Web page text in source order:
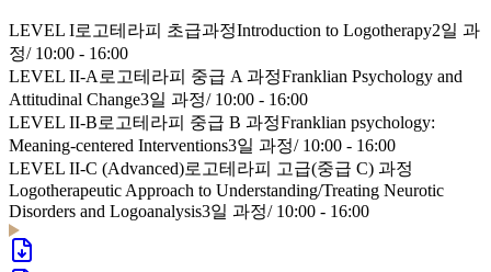
LEVEL I로고테라피 초급과정Introduction to Logotherapy2일 과
정/ 10:00 - 16:00
LEVEL II-A 로고테라피 중급 A 과정Franklian Psychology and
Attitudinal Change3일 과정/ 10:00 - 16:00
LEVEL II-B로고테라피 중급 B 과정Franklian psychology:
Meaning-centered Interventions3일 과정/ 10:00 - 16:00
LEVEL II-C (Advanced)로고테라피 고급(중급 C) 과정
Logotherapeutic Approach to Understanding/Treating Neurotic
Disorders and Logoanalysis3일 과정/ 10:00 - 16:00